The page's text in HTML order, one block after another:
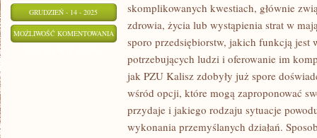
GRUDZIEŃ - 14 - 2025
MOŻLIWOŚĆ KOMENTOWANIA
OSÓB,
JAKIE
POSIADAJĄ
skomplikowanych kwestiach, głównie
zdrowia, życia lub wystąpienia strat w
sporo przedsiębiorstw, jakich funkcją jest
potrzebujących ludzi i oferowanie im
jak PZU Kalisz zdobyły już spore
wśród opcji, które mogą zaproponować
przydaje i jakiego rodzaju sytuacje
wykonania przemyślanych działań.